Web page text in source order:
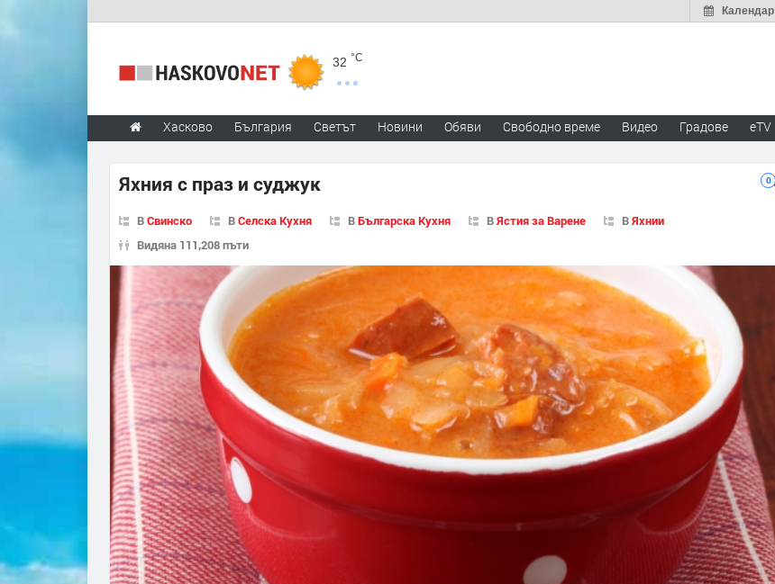
Календар
32 °C
Хасково България Светът Новини Обяви Свободно време Видео Градове eTV
Яхния с праз и суджук 0
ВСвинско ВСелска Кухня ВБългарска Кухня ВЯстия за Варене ВЯхнии
Видяна 111,208 пъти